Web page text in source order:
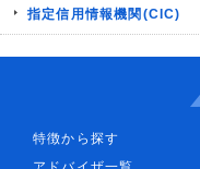
指定信用情報機関(CIC)
特徴から探す